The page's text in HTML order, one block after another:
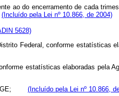
ao do encerramento de cada
(Incluído pela Lei nº 10.866, de 2004)
5628)
Federal, conforme estatísticas
estatísticas elaboradas
IBGE; (Incluído pela Lei nº 10.866,